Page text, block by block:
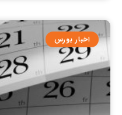
اخبار بورس